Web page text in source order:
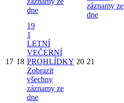
dne
záznamy ze
dne
17 18
19
1
LETNÍ
VEČERNÍ
PROHLÍDKY
Zobrazit
všechny
záznamy ze
dne
20 21